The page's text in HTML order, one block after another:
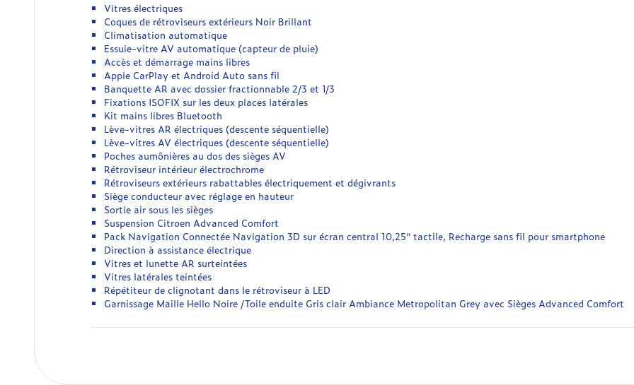
Vitres électriques
Coques de rétroviseurs extérieurs Noir Brillant
Climatisation automatique
Essuie-vitre AV automatique (capteur de pluie)
Accès et démarrage mains libres
Apple CarPlay et Android Auto sans fil
Banquette AR avec dossier fractionnable 2/3 et 1/3
Fixations ISOFIX sur les deux places latérales
Kit mains libres Bluetooth
Lève-vitres AR électriques (descente séquentielle)
Lève-vitres AV électriques (descente séquentielle)
Poches aumônières au dos des sièges AV
Rétroviseur intérieur électrochrome
Rétroviseurs extérieurs rabattables électriquement et dégivrants
Siège conducteur avec réglage en hauteur
Sortie air sous les sièges
Suspension Citroen Advanced Comfort
Pack Navigation Connectée Navigation 3D sur écran central 10,25'' tactile, Recharge sans fil pour smartphone
Direction à assistance électrique
Vitres et lunette AR surteintées
Vitres latérales teintées
Répétiteur de clignotant dans le rétroviseur à LED
Garnissage Maille Hello Noire /Toile enduite Gris clair Ambiance Metropolitan Grey avec Sièges Advanced Comfort